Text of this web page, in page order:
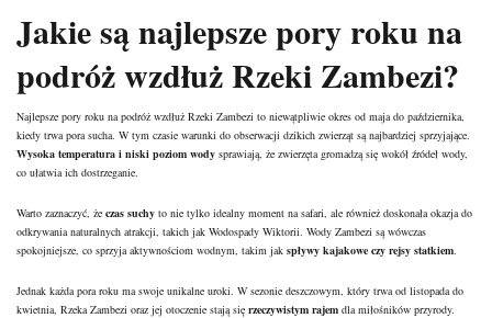
Jakie są najlepsze pory roku na
podróż wzdłuż Rzeki Zambezi?
Najlepsze pory roku na podróż wzdłuż Rzeki Zambezi to niewątpliwie okres od maja do października,
kiedy trwa pora sucha. W tym czasie warunki do obserwacji dzikich zwierząt są najbardziej sprzyjające.
Wysoka temperatura i niski poziom wody sprawiają, że zwierzęta gromadzą się wokół źródeł wody,
co ułatwia ich dostrzeganie.
Warto zaznaczyć, że czas suchy to nie tylko idealny moment na safari, ale również doskonała okazja do
odkrywania naturalnych atrakcji, takich jak Wodospady Wiktorii. Wody Zambezi są wówczas
spokojniejsze, co sprzyja aktywnościom wodnym, takim jak spływy kajakowe czy rejsy statkiem
Jednak każda pora roku ma swoje unikalne uroki. W sezonie deszczowym, który trwa od listopada do
kwietnia, Rzeka Zambezi oraz jej otoczenie stają się rzeczywistym rajem dla miłośników przyrody.